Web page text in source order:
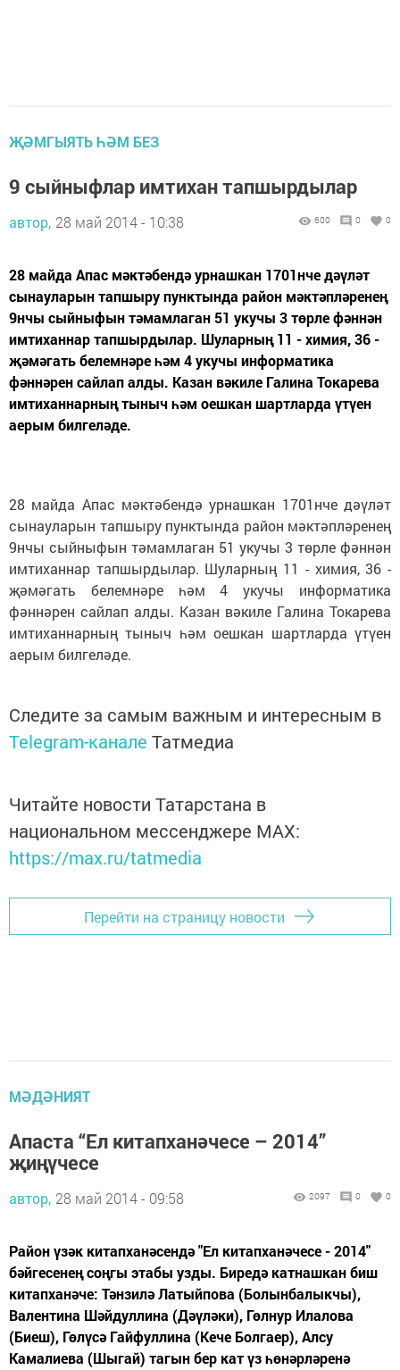
ҖӘМГЫЯТЬ ҺӘМ БЕЗ
9 сыйныфлар имтихан тапшырдылар
автор, 28 май 2014 - 10:38 600 0 0
28 майда Апас мәктәбендә урнашкан 1701нче дәүләт
сынауларын тапшыру пунктында район мәктәпләренең
9нчы сыйныфын тәмамлаган 51 укучы 3 төрле фәннән
имтиханнар тапшырдылар. Шуларның 11 - химия, 36 -
җәмәгать белемнәре һәм 4 укучы информатика
фәннәрен сайлап алды. Казан вәкиле Галина Токарева
имтиханнарның тыныч һәм оешкан шартларда үтүен
аерым билгеләде.
28 майда Апас мәктәбендә урнашкан 1701нче дәүләт
сынауларын тапшыру пунктында район мәктәпләренең
9нчы сыйныфын тәмамлаган 51 укучы 3 төрле фәннән
имтиханнар тапшырдылар. Шуларның 11 - химия, 36 -
җәмәгать белемнәре һәм 4 укучы информатика
фәннәрен сайлап алды. Казан вәкиле Галина Токарева
имтиханнарның тыныч һәм оешкан шартларда үтүен
аерым билгеләде.
Следите за самым важным и интересным в
Telegram-канале Татмедиа
Читайте новости Татарстана в
национальном мессенджере MАХ:
https://max.ru/tatmedia
Перейти на страницу новости
МӘДӘНИЯТ
Апаста “Ел китапханәчесе – 2014”
җиңүчесе
автор, 28 май 2014 - 09:58 2097 0 0
Район үзәк китапханәсендә "Ел китапханәчесе - 2014"
бәйгесенең соңгы этабы узды. Биредә катнашкан биш
китапханәче: Тәнзилә Латыйпова (Болынбалыкчы),
Валентина Шәйдуллина (Дәүләки), Гөлнур Илалова
(Биеш), Гөлүсә Гайфуллина (Кече Болгаер), Алсу
Камалиева (Шыгай) тагын бер кат үз һөнәрләренә